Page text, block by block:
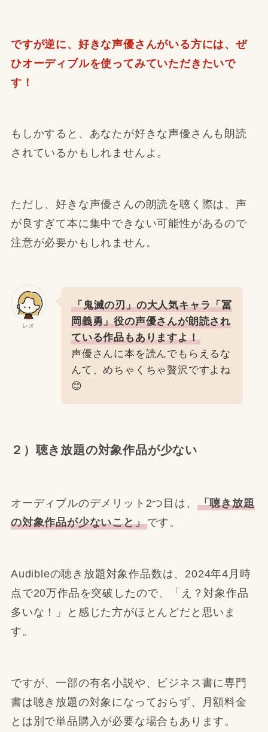
ですが逆に、好きな声優さんがいる方には、ぜ
ひオーディブルを使ってみていただきたいで
す！
もしかすると、あなたが好きな声優さんも朗読
されているかもしれませんよ。
ただし、好きな声優さんの朗読を聴く際は、声
が良すぎて本に集中できない可能性があるので
注意が必要かもしれません。
レオ
「鬼滅の刃」の大人気キャラ「冨
岡義勇」役の声優さんが朗読され
ている作品もありますよ！
声優さんに本を読んでもらえるな
んて、めちゃくちゃ贅沢ですよね
😊
２）聴き放題の対象作品が少ない
オーディブルのデメリット2つ目は、 「聴き放題
の対象作品が少ないこと」です。
Audibleの聴き放題対象作品数は、2024年4月時
点で20万作品を突破したので、「え？対象作品
多いな！」と感じた方がほとんどだと思いま
す。
ですが、一部の有名小説や、ビジネス書に専門
書は聴き放題の対象になっておらず、月額料金
とは別で単品購入が必要な場合もあります。